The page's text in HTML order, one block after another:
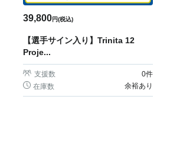
39,800円(税込)
【選手サイン入り】Trinita 12
Proje...
支援数 0件
在庫数
余裕あり